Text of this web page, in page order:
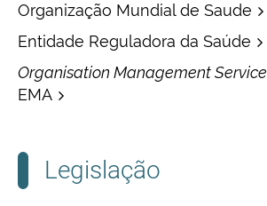
Organização Mundial de Saude
Entidade Reguladora da Saúde
Organisation Management Service
EMA
Legislação